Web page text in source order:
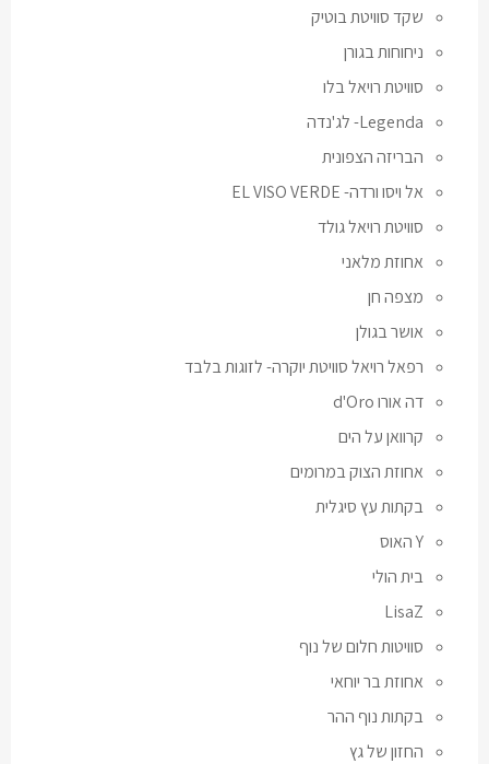
שקד סוויטת בוטיק
ניחוחות בגורן
סוויטת רויאל בלו
Legenda- לג'נדה
הבריזה הצפונית
אל ויסו ורדה- EL VISO VERDE
סוויטת רויאל גולד
אחוזת מלאני
מצפה חן
אושר בגולן
רפאל רויאל סוויטת יוקרה- לזוגות בלבד
דה אורו d'Oro
קרוואן על הים
אחוזת הצוק במרומים
בקתות עץ סיגלית
Y האוס
בית הולי
LisaZ
סוויטות חלום של נוף
אחוזת בר יוחאי
בקתות נוף ההר
החזון של גץ